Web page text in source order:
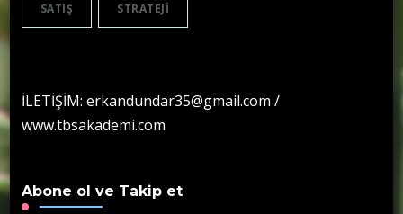
SATIŞ STRATEJI
İLETİŞİM: erkandundar35@gmail.com /
www.tbsakademi.com
Abone ol ve Takip et